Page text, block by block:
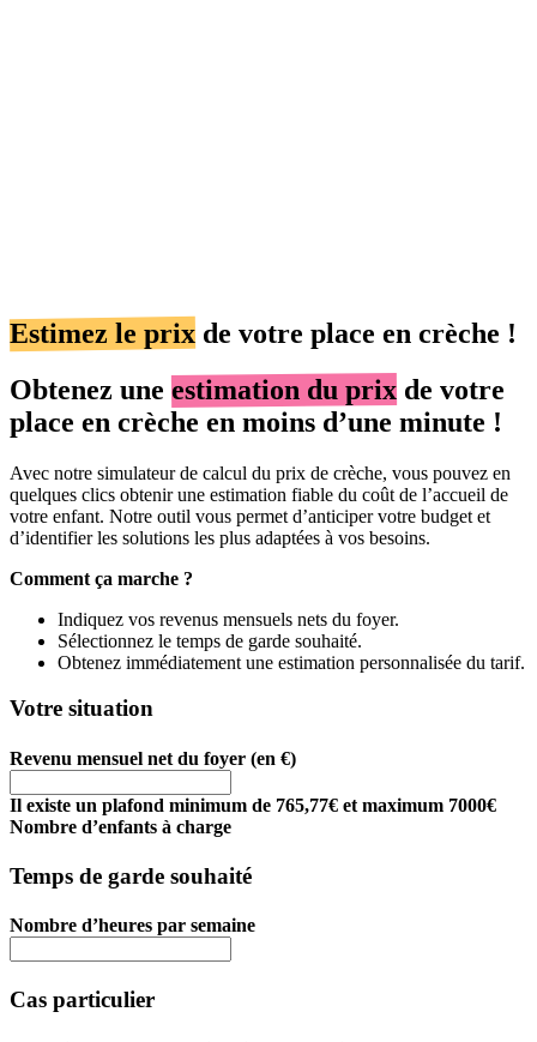
Estimez le prix de votre place en crèche !
Obtenez une estimation du prix de votre
place en crèche en moins d’une minute !
Avec notre simulateur de calcul du prix de crèche, vous pouvez en
quelques clics obtenir une estimation fiable du coût de l’accueil de
votre enfant. Notre outil vous permet d’anticiper votre budget et
d’identifier les solutions les plus adaptées à vos besoins.
Comment ça marche ?
Indiquez vos revenus mensuels nets du foyer.
Sélectionnez le temps de garde souhaité.
Obtenez immédiatement une estimation personnalisée du tarif.
Votre situation
Revenu mensuel net du foyer (en €)
Il existe un plafond minimum de 765,77€ et maximum 7000€
Nombre d’enfants à charge
Temps de garde souhaité
Nombre d’heures par semaine
Cas particulier